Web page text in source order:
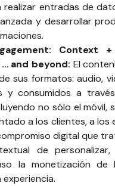
realizar entradas de
y desarrollar
Context
and beyond: El
sus formatos: audio,
y consumidos a
no sólo el móvil,
a los clientes, a los
digital que
de
la monetización de